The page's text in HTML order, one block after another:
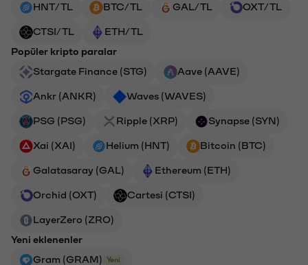
HNT/TL BTC/TL GAL/TL OXT/TL
CTSI/TL
ETH/TL
Popüler kripto paralar
Stargate Finance (STG)
Aave (AAVE)
Ankr (ANKR) Waves (WAVES)
PSG (PSG) Ripple (XRP) Synapse (SYN)
Xai (XAI) Helium (HNT) Bitcoin (BTC)
Galatasaray (GAL) Ethereum (ETH)
Orchid (OXT) Cartesi (CTSI)
LayerZero (ZRO)
Yeni eklenenler
Gram (GRAM)
Yeni